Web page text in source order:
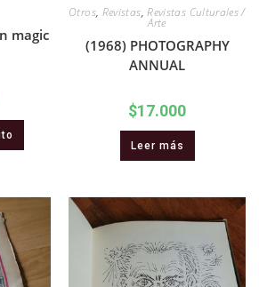
magic
Otros, Revistas,Revistas Culturales /
Arte
(1968) PHOTOGRAPHY
ANNUAL
$17.000
Leer más